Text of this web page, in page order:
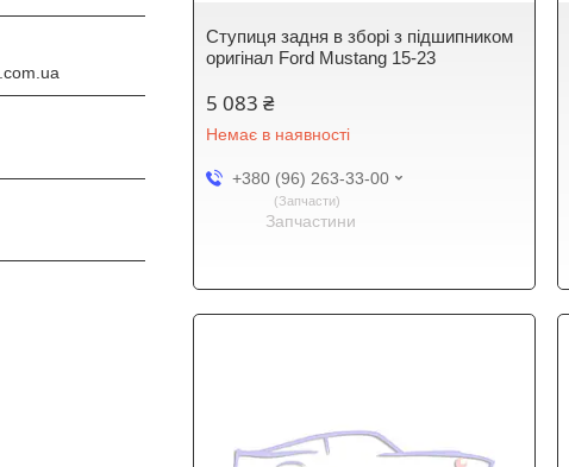
Ступиця задня в зборі з підшипником
оригінал Ford Mustang 15-23
5 083 ₴
Немає в наявності
+380 (96) 263-33-00
Запчасти
Запчастини